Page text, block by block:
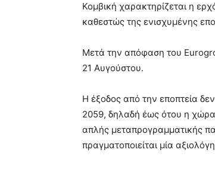
Κομβική χαρακτηρίζεται η
καθεστώς της ενισχυμένης
Μετά την απόφαση του
21 Αυγούστου.
Η έξοδος από την εποπτεία
2059, δηλαδή έως ότου η χώρα
απλής μεταπρογραμματικής
πραγματοποιείται μία